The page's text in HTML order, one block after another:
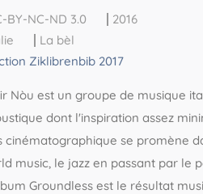
BY-NC-ND 3.0
2016
La bèl
Ziklibrenbib 2017
Nòu est un groupe de musique
dont l'inspiration assez
cinématographique se promène
music, le jazz en passant par le
Groundless est le résultat